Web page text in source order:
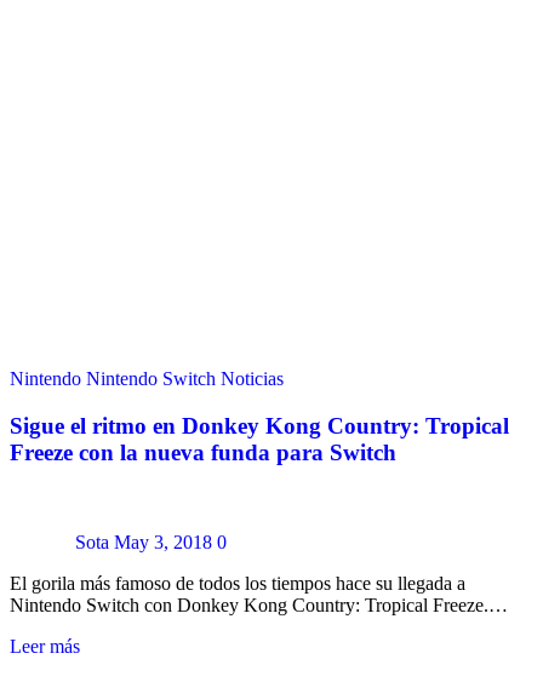
Nintendo Nintendo Switch Noticias
Sigue el ritmo en Donkey Kong Country: Tropical
Freeze con la nueva funda para Switch
Sota May 3, 2018 0
El gorila más famoso de todos los tiempos hace su llegada a
Nintendo Switch con Donkey Kong Country: Tropical Freeze.…
Leer más